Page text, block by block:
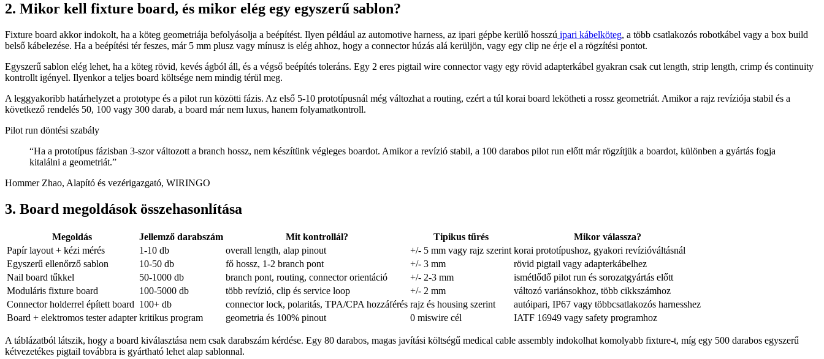
2. Mikor kell fixture board, és mikor elég egy egyszerű sablon?
Fixture board akkor indokolt, ha a köteg geometriája befolyásolja a beépítést. Ilyen például az automotive harness, az ipari gépbe kerülő hosszú ipari kábelköteg, a több csatlakozós robotkábel vagy a box build
belső kábelezése. Ha a beépítési tér feszes, már 5 mm plusz vagy mínusz is elég ahhoz, hogy a connector húzás alá kerüljön, vagy egy clip ne érje el a rögzítési pontot.
Egyszerű sablon elég lehet, ha a köteg rövid, kevés ágból áll, és a végső beépítés toleráns. Egy 2 eres pigtail wire connector vagy egy rövid adapterkábel gyakran csak cut length, strip length, crimp és continuity
kontrollt igényel. Ilyenkor a teljes board költsége nem mindig térül meg.
A leggyakoribb határhelyzet a prototype és a pilot run közötti fázis. Az első 5-10 prototípusnál még változhat a routing, ezért a túl korai board lekötheti a rossz geometriát. Amikor a rajz revíziója stabil és a
következő rendelés 50, 100 vagy 300 darab, a board már nem luxus, hanem folyamatkontroll.
Pilot run döntési szabály
“Ha a prototípus fázisban 3-szor változott a branch hossz, nem készítünk végleges boardot. Amikor a revízió stabil, a 100 darabos pilot run előtt már rögzítjük a boardot, különben a gyártás fogja
kitalálni a geometriát.”
Hommer Zhao, Alapító és vezérigazgató, WIRINGO
3. Board megoldások összehasonlítása
Megoldás Jellemző darabszám Mit kontrollál? Tipikus tűrés
Mikor válassza?
Papír layout + kézi mérés
1-10 db overall length, alap pinout +/- 5 mm vagy rajz szerint korai prototípushoz, gyakori revízióváltásnál
Egyszerű ellenőrző sablon
10-50 db fő hossz, 1-2 branch pont +/- 3 mm
rövid pigtail vagy adapterkábelhez
Nail board tűkkel
50-1000 db branch pont, routing, connector orientáció +/- 2-3 mm
ismétlődő pilot run és sorozatgyártás előtt
Moduláris fixture board
100-5000 db több revízió, clip és service loop +/- 2 mm
változó variánsokhoz, több cikkszámhoz
Connector holderrel épített board 100+ db connector lock, polaritás, TPA/CPA hozzáférés rajz és housing szerint
autóipari, IP67 vagy többcsatlakozós harnesshez
Board + elektromos tester adapter kritikus program geometria és 100% pinout 0 miswire cél IATF 16949 vagy safety programhoz
A táblázatból látszik, hogy a board kiválasztása nem csak darabszám kérdése. Egy 80 darabos, magas javítási költségű medical cable assembly indokolhat komolyabb fixture-t, míg egy 500 darabos egyszerű
kétvezetékes pigtail továbbra is gyártható lehet alap sablonnal.